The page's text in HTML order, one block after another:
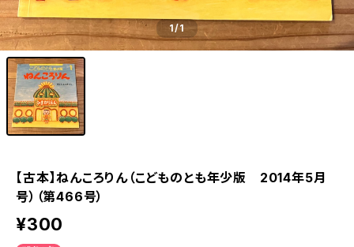
1/1
【古本】ねんころりん（こどものとも年少版 2014年5月
号）（第466号）
¥300